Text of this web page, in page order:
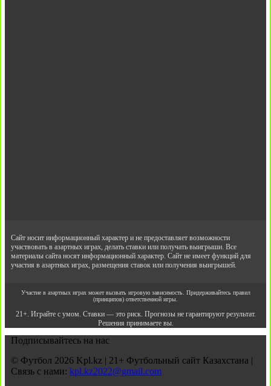
Сайт носит информационный характер и не предоставляет возможности
участвовать в азартных играх, делать ставки или получать выигрыши. Все
материалы сайта носят информационный характер. Сайт не имеет функций для
участия в азартных играх, размещения ставок или получения выигрышей.
Участие в азартных играх может вызвать игровую зависимость. Придерживайтесь правил
(принципов) ответственной игры.
21+. Играйте с умом. Ставки — это риск. Прогнозы не гарантируют результат.
Решения принимаете вы.
Подписывайтесь на нас
© Футбол 2026 Kpl.kz | 21+ Футбольный сайт Казахстана |
Связь с нами: kpl.kz2022@gmail.com